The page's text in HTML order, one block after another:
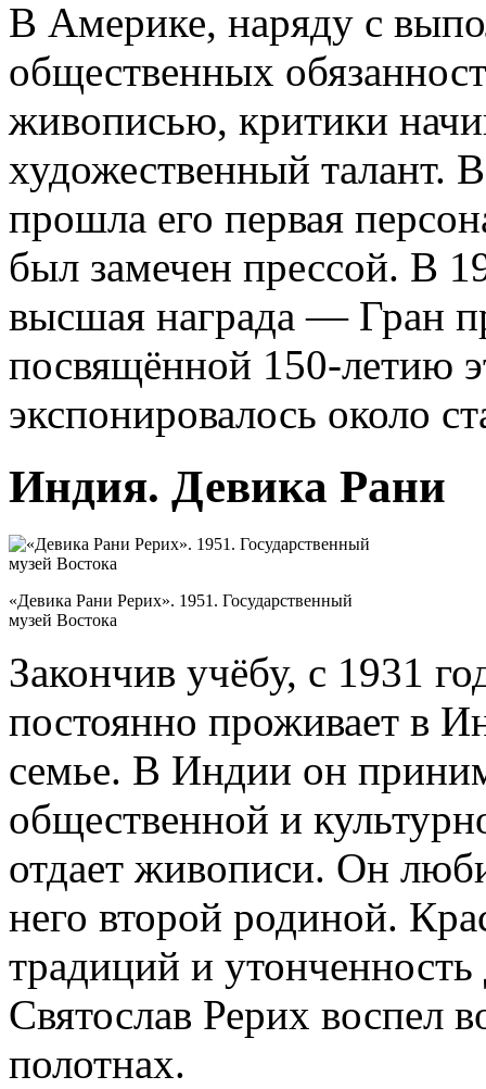
В Америке, наряду с
общественных
живописью, критики
художественный талант.
прошла его первая
был замечен прессой. В
высшая награда — Гран
посвящённой 150-летию
экспонировалось около
Индия. Девика Рани
«Девика Рани Рерих». 1951. Государственный
музей Востока
Закончив учёбу, с 1931
постоянно проживает в
семье. В Индии он
общественной и
отдает живописи. Он
него второй родиной.
традиций и
Святослав Рерих воспел
полотнах.